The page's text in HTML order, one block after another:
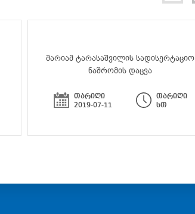
მარიამ ტარასაშვილის სადისერტაციო
ნაშრომის დაცვა
თარიღი
2019-07-11
თარიღი
სთ